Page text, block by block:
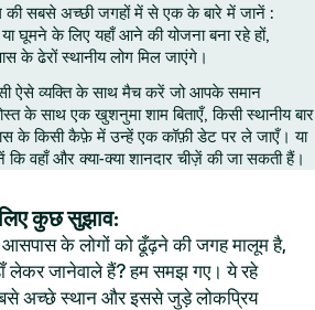
की सबसे अच्छी जगहों में से एक के बारे में जानें :
या घूमने के लिए यहाँ आने की योजना बना रहे हों,
ढेरों स्थानीय लोग मिल जाएंगे।
ऐसे व्यक्ति के साथ मैच करें जो आपके समान
के साथ एक खुशनुमा शाम बिताएँ, किसी स्थानीय बार
के किसी कैफ़े में उन्हें एक कॉफ़ी डेट पर ले जाएँ। या
वहाँ और क्या-क्या शानदार चीज़ें की जा सकती हैं।
कुछ सुझाव:
के लोगों को ढूँढ़ने की जगह मालूम है,
लेकर जानेवाले हैं? हम समझ गए। ये रहे
अच्छे स्थान और इससे जुड़े लोकप्रिय